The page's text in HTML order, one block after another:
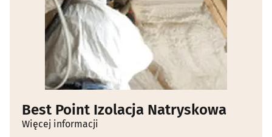
Best Point Izolacja Natryskowa
Więcej informacji